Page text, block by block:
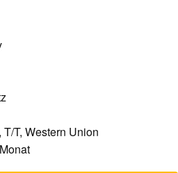
T/T, Western Union